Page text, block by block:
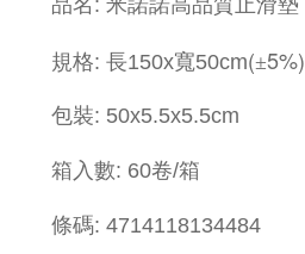
規格: 長150x寬50cm(±5%)
包裝: 50x5.5x5.5cm
箱入數: 60卷/箱
條碼: 4714118134484